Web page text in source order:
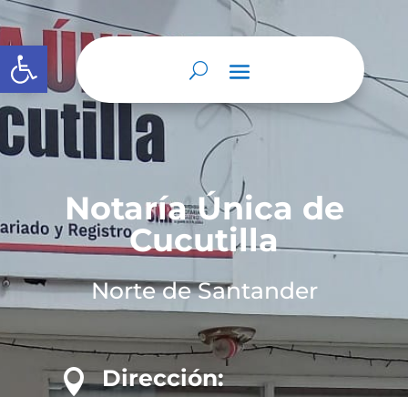
Abrir barra de herramientas
Notaría Única de
Cucutilla
Norte de Santander
 Dirección: